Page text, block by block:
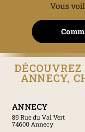
Vous
ANNECY,
ANNECY
89 Rue du Val Vert
74600 Annecy